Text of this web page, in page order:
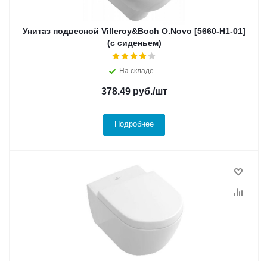
Унитаз подвесной Villeroy&Boch O.Novo [5660-H1-01]
(c сиденьем)
На складе
378.49руб./шт
Подробнее